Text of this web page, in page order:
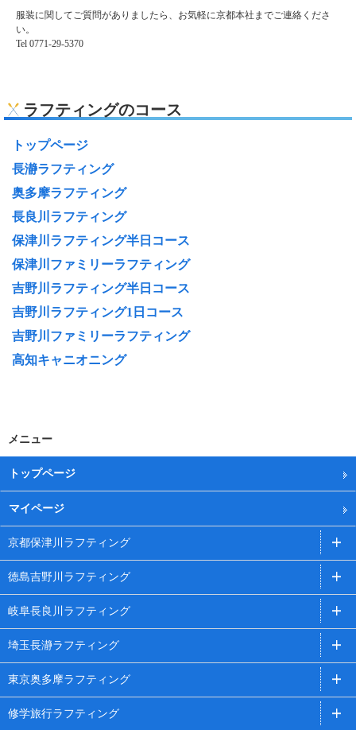
服装に関してご質問がありましたら、お気軽に京都本社までご連絡くださ
い。
Tel 0771‐29‐5370
ラフティングのコース
トップページ
長瀞ラフティング
奥多摩ラフティング
長良川ラフティング
保津川ラフティング半日コース
保津川ファミリーラフティング
吉野川ラフティング半日コース
吉野川ラフティング1日コース
吉野川ファミリーラフティング
高知キャニオニング
メニュー
トップページ
マイページ
京都保津川ラフティング
徳島吉野川ラフティング
岐阜長良川ラフティング
埼玉長瀞ラフティング
東京奥多摩ラフティング
修学旅行ラフティング